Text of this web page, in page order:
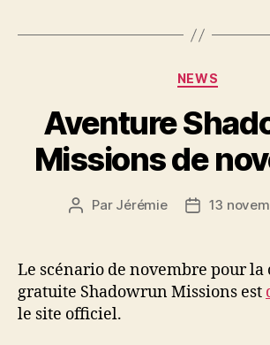
Catégories
NEWS
Aventure
Missions de
Auteur
Par Jérémie
Date
13
Le scénario de novembre pour la
gratuite Shadowrun Missions est
le site officiel.